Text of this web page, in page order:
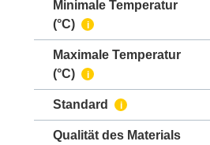
Minimale Temperatur
(°C)
i
Maximale Temperatur
(°C)
i
Standard i
Qualität des Materials